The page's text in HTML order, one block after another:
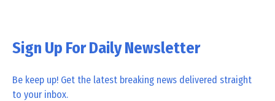
Sign Up For Daily Newsletter
Be keep up! Get the latest breaking news delivered straight
to your inbox.